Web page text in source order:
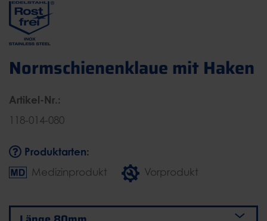
Normschienenklaue mit Haken
Artikel-Nr.:
118-014-080
Produktarten:
Medizinprodukt Vorprodukt